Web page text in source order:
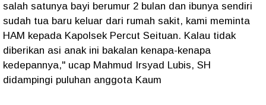
salah satunya bayi berumur 2 bulan dan ibunya sendiri
sudah tua baru keluar dari rumah sakit, kami meminta
HAM kepada Kapolsek Percut Seituan. Kalau tidak
diberikan asi anak ini bakalan kenapa-kenapa
kedepannya," ucap Mahmud Irsyad Lubis, SH
didampingi puluhan anggota Kaum